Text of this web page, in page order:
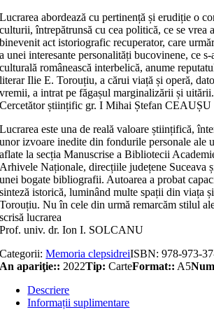
Lucrarea abordează cu pertinență și erudiție o
culturii, întrepătrunsă cu cea politică, ce se vrea
binevenit act istoriografic recuperator, care
a unei intere­sante personalități bucovinene, ce
culturală românească interbelică, anume
literar Ilie E. Torouțiu, a cărui viață și operă,
vremii, a intrat pe făgașul marginalizării și uitării.
Cercetător științific gr. I Mihai Ștefan CEAUȘU
Lucrarea este una de reală valoare științifică,
unor izvoare inedite din fondurile personale ale
aflate la secția Manuscrise a Bibliotecii
Arhivele Naționale, direcțiile județene Suceava
unei bogate bibliografii. Autoarea a probat
sinteză istorică, luminând multe spații din viața
Torouțiu. Nu în cele din urmă remarcăm stilul
scrisă lucrarea
Prof. univ. dr. Ion I. SOLCANU
Categorii:Memoria clepsidreiISBN:978-973-
An apariţie:: 2022Tip: CarteFormat:: A5
Descriere
Informații suplimentare